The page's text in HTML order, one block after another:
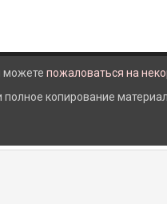
можете пожаловаться на
полное копирование